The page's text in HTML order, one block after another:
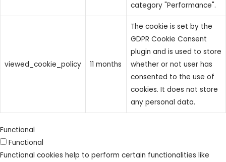
category "Performance".
viewed_cookie_policy 11 months
The cookie is set by the
GDPR Cookie Consent
plugin and is used to store
whether or not user has
consented to the use of
cookies. It does not store
any personal data.
Functional
Functional
Functional cookies help to perform certain functionalities like